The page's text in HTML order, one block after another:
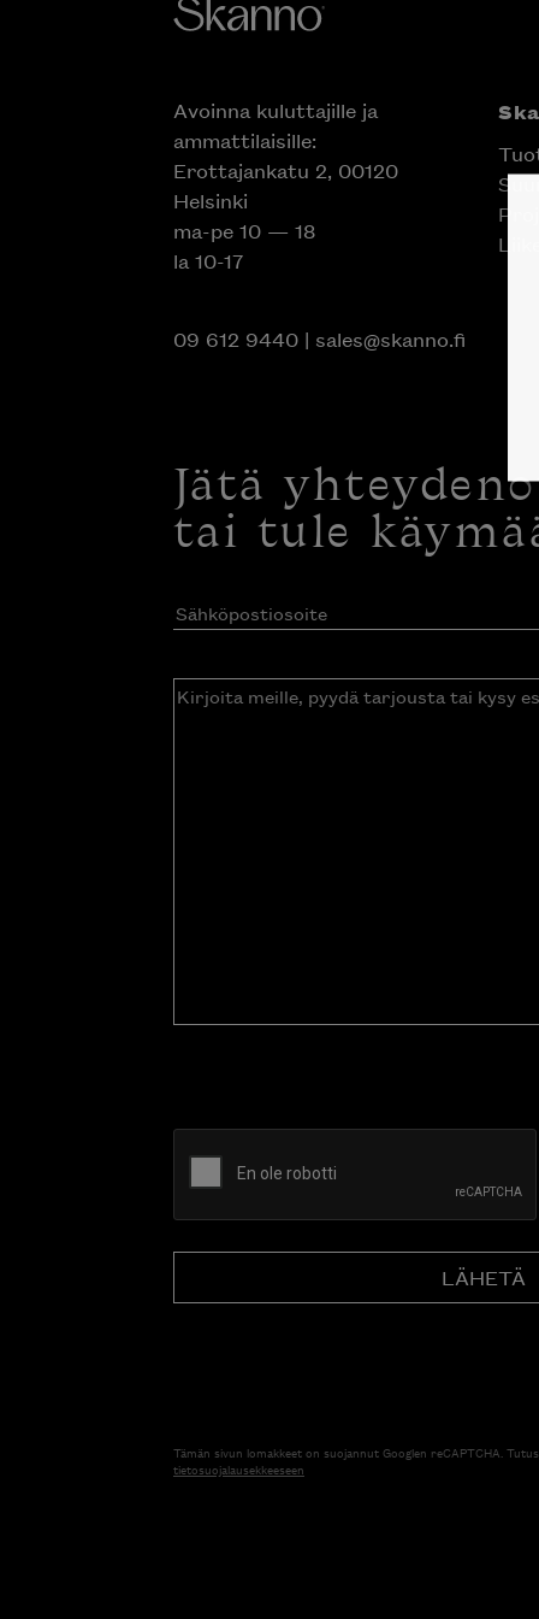
Avoinna kuluttajille ja
ammattilaisille:
Erottajankatu 2, 00120
Helsinki
ma-pe 10 — 18
la 10-17
09 612 9440| sales@skanno.fi
Jätä
tai tule
Sähköpostiosoite(Pakollinen)
Kirjoita
Tämän sivun lomakkeet on suojannut Googlen reCAPTCHA.
tietosuojalausekkeeseen